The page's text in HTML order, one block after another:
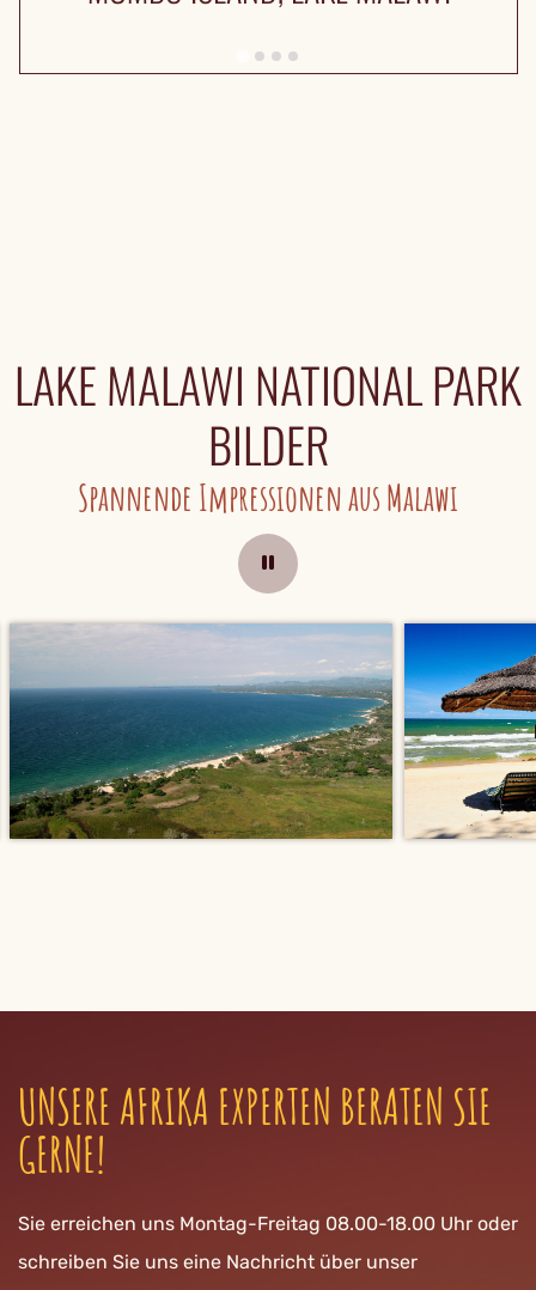
LAKE MALAWI NATIONAL PARK
BILDER
Spannende Impressionen aus Malawi
UNSERE AFRIKA EXPERTEN BERATEN SIE
GERNE!
Sie erreichen uns Montag-Freitag 08.00-18.00 Uhr oder
schreiben Sie uns eine Nachricht über unser